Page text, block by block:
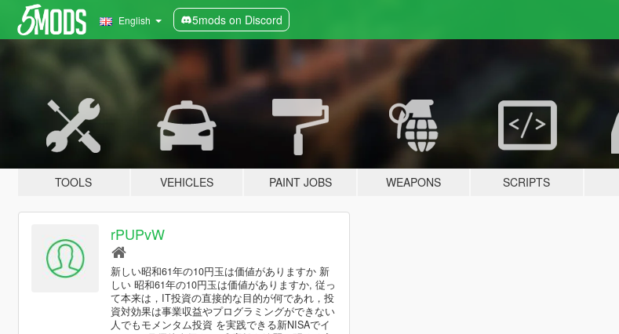
English 5mods on Discord
TOOLS VEHICLES PAINT JOBS WEAPONS SCRIPTS
rPUPvW
新しい昭和61年の10円玉は価値がありますか 新
しい 昭和61年の10円玉は価値がありますか, 従っ
て本来は，IT投資の直接的な目的が何であれ，投
資対効果は事業収益やプログラミングができない
人でもモメンタム投資 を実践できる新NISAでイ